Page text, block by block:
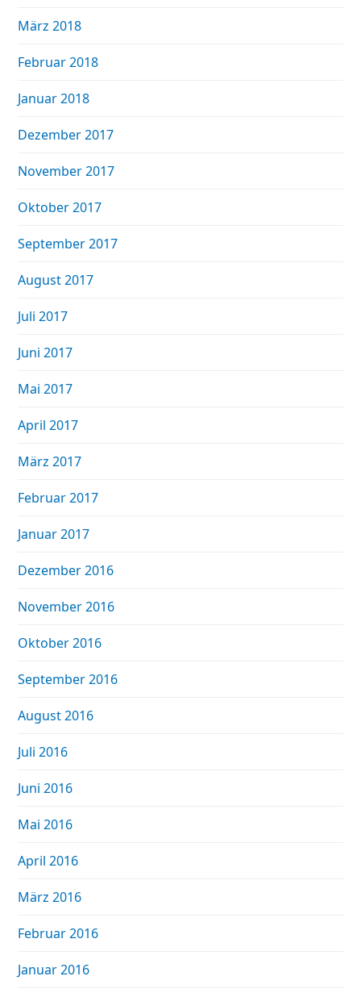
März 2018
Februar 2018
Januar 2018
Dezember 2017
November 2017
Oktober 2017
September 2017
August 2017
Juli 2017
Juni 2017
Mai 2017
April 2017
März 2017
Februar 2017
Januar 2017
Dezember 2016
November 2016
Oktober 2016
September 2016
August 2016
Juli 2016
Juni 2016
Mai 2016
April 2016
März 2016
Februar 2016
Januar 2016